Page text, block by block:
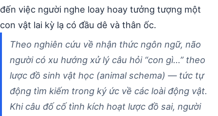
đến việc người nghe loay hoay tưởng tượng một
con vật lai kỳ lạ có đầu dê và thân ốc.
Theo nghiên cứu về nhận thức ngôn ngữ, não
người có xu hướng xử lý câu hỏi “con gì…” theo
lược đồ sinh vật học (animal schema) — tức tự
động tìm kiếm trong ký ức về các loài động vật.
Khi câu đố cố tình kích hoạt lược đồ sai, người